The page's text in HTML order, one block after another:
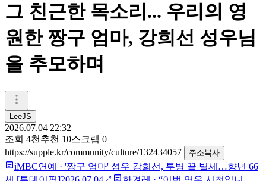
그 친근한 목소리... 우리의 영
원한 짱구 엄마, 강희선 성우님
을 추모하며
LeeJS
2026.07.04 22:32
조회 4천 추천 10스크랩 0
https://supple.kr/community/culture/132434057
주소복사
iMBC연예 · '짱구 엄마' 성우 강희선, 투병 끝 별세…향년 66